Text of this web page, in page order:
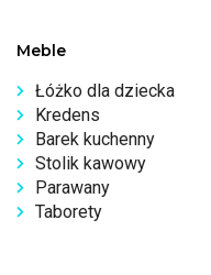
Meble
Łóżko dla dziecka
Kredens
Barek kuchenny
Stolik kawowy
Parawany
Taborety